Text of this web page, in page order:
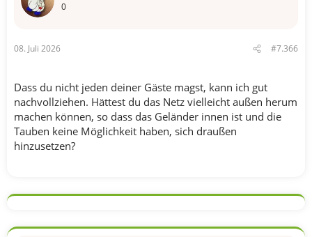
o
:
0
08. Juli 2026 #7.366
Dass du nicht jeden deiner Gäste magst, kann ich gut
nachvollziehen. Hättest du das Netz vielleicht außen herum
machen können, so dass das Geländer innen ist und die
Tauben keine Möglichkeit haben, sich draußen
hinzusetzen?